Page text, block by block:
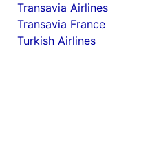
Transavia Airlines
Transavia France
Turkish Airlines